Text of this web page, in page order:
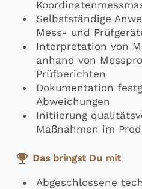
Selbstständige
Mess- und
Interpretation von
anhand von
Prüfberichten
Dokumentation
Abweichungen
Initiierung
Maßnahmen im
emoji_events Das bringst Du mit
Abgeschlossene